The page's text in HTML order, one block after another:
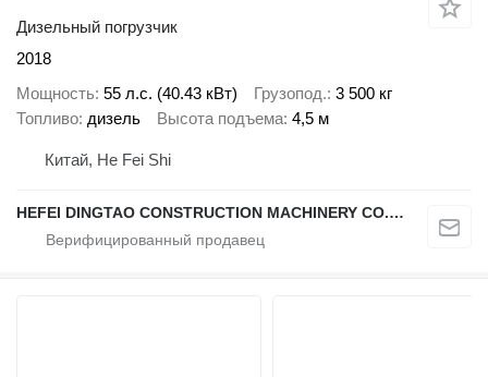
Дизельный погрузчик
2018
Мощность 55 л.с. (40.43 кВт) Грузопод. 3 500 кг
Топливо дизель Высота подъема 4,5 м
Китай, He Fei Shi
HEFEI DINGTAO CONSTRUCTION MACHINERY CO., LIMITED